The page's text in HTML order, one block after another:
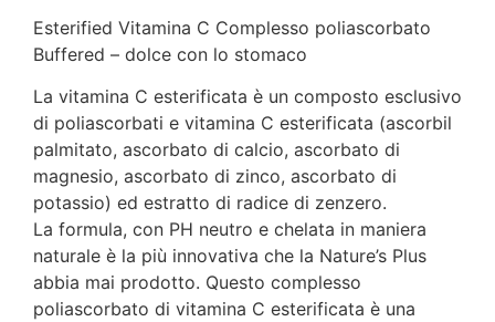
Esterified Vitamina C Complesso poliascorbato
Buffered – dolce con lo stomaco
La vitamina C esterificata è un composto esclusivo
di poliascorbati e vitamina C esterificata (ascorbil
palmitato, ascorbato di calcio, ascorbato di
magnesio, ascorbato di zinco, ascorbato di
potassio) ed estratto di radice di zenzero.
La formula, con PH neutro e chelata in maniera
naturale è la più innovativa che la Nature’s Plus
abbia mai prodotto. Questo complesso
poliascorbato di vitamina C esterificata è una